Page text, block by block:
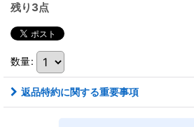
残り3点
数量:
返品特約に関する重要事項